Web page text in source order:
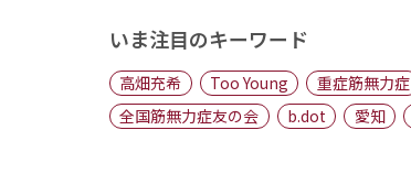
いま注目のキーワード
高畑充希 Too Young 重症筋無力症
全国筋無力症友の会
b.dot 愛知